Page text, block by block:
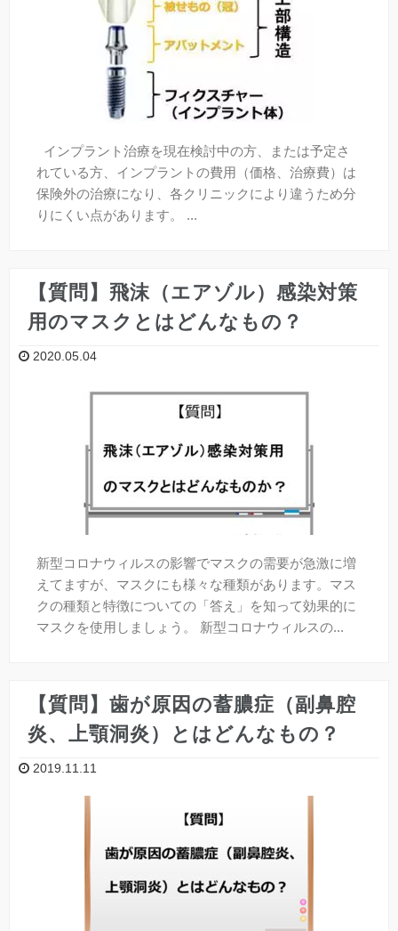
インプラント治療を現在検討中の方、または予定さ
れている方、インプラントの費用（価格、治療費）は
保険外の治療になり、各クリニックにより違うため分
りにくい点があります。 ...
【質問】飛沫（エアゾル）感染対策
用のマスクとはどんなもの？
2020.05.04
新型コロナウィルスの影響でマスクの需要が急激に増
えてますが、マスクにも様々な種類があります。マス
クの種類と特徴についての「答え」を知って効果的に
マスクを使用しましょう。 新型コロナウィルスの...
【質問】歯が原因の蓄膿症（副鼻腔
炎、上顎洞炎）とはどんなもの？
2019.11.11